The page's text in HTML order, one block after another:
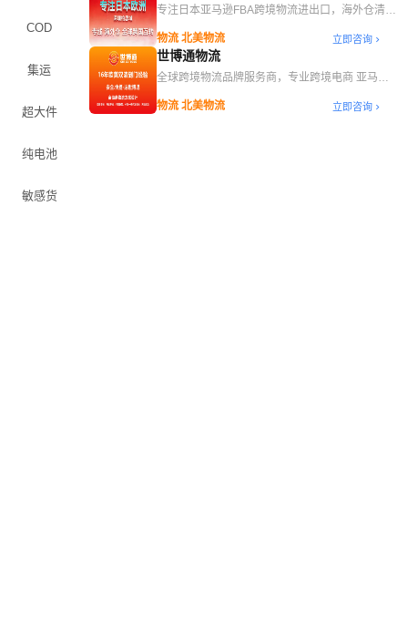
COD
集运
超大件
纯电池
敏感货
专注日本亚马逊FBA跨境物流进出口，海外仓清库
物流 北美物流
立即咨询
世博通物流
全球跨境物流品牌服务商，专业跨境电商 亚马逊
物流 北美物流
立即咨询